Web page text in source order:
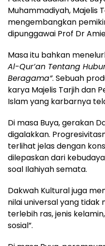
Muhammadiyah, Majelis
mengembangkan
dipunggawai Prof Dr
Masa itu bahkan
Al-Qur’an Tentang
Beragama”. Sebuah
karya Majelis Tarjih dan
Islam yang karbarnya
Di masa Buya, gerakan
digalakkan.
terlihat jelas dengan
dilepaskan dari
soal Ilahiyah semata.
Dakwah Kultural juga
nilai universal yang tidak
terlebih ras, jenis
sosial”.